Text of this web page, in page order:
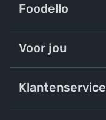
Foodello
Voor jou
Klantenservice